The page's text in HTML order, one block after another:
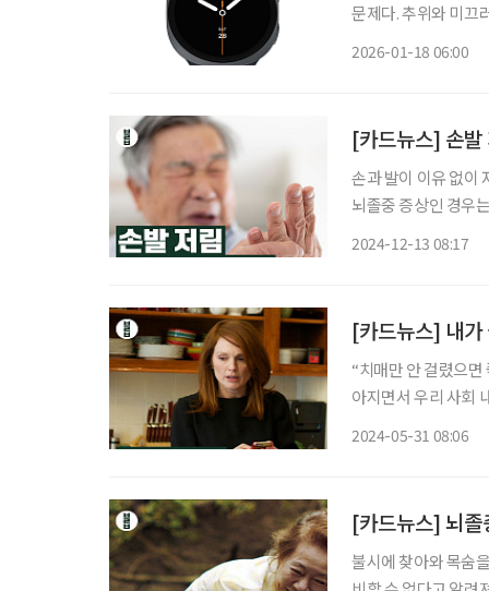
문제다. 추위와 미끄
2026-01-18 06:00
[카드뉴스] 손발
손과 발이 이유 없이 저
뇌졸중 증상인 경우는 적고,
2024-12-13 08:17
[카드뉴스] 내가
“치매만 안 걸렸으면 좋겠어.” 누군가의 말에 주변 사람들이 동요
아지면서 우리 사회
2024-05-31 08:06
[카드뉴스] 뇌졸
불시에 찾아와 목숨